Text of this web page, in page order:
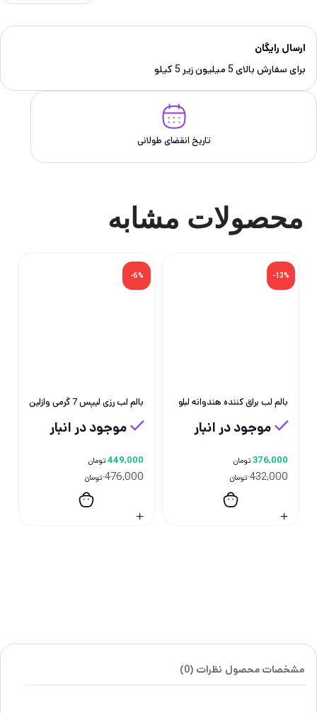
ارسال رایگان
برای سفارش‌ بالای 5 میلیون زیر 5 کیلو
تاریخ انقضای طولانی
محصولات مشابه
-13%
بالم لب براق کننده هندوانه لبلو
موجود در انبار
432,000 تومان
376,000تومان
-6%
بالم لب رزی لیپس 7 گرمی وازلین
موجود در انبار
476,000 تومان
449,000تومان
مشخصات محصول نظرات (0)